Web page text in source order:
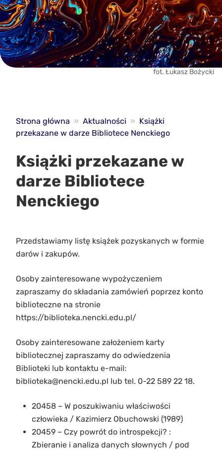
fot. Łukasz Bożycki
Strona główna » Aktualności » Książki
przekazane w darze Bibliotece Nenckiego
Książki przekazane w
darze Bibliotece
Nenckiego
Przedstawiamy listę książek pozyskanych w formie
darów i zakupów.
Osoby zainteresowane wypożyczeniem
zapraszamy do składania zamówień poprzez konto
biblioteczne na stronie
https://biblioteka.nencki.edu.pl/
Osoby zainteresowane założeniem karty
bibliotecznej zapraszamy do odwiedzenia
Biblioteki lub kontaktu e-mail:
biblioteka@nencki.edu.pl lub tel. 0-22 589 22 18.
20458 – W poszukiwaniu właściwości
człowieka / Kazimierz Obuchowski (1989)
20459 – Czy powrót do introspekcji? :
Zbieranie i analiza danych słownych / pod